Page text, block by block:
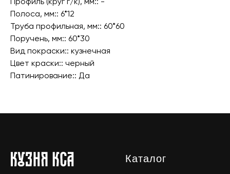
Профиль (круг г/к), мм:: -
Полоса, мм:: 6*12
Труба профильная, мм:: 60*60
Поручень, мм:: 60*30
Вид покраски:: кузнечная
Цвет краски:: черный
Патинирование:: Да
Каталог